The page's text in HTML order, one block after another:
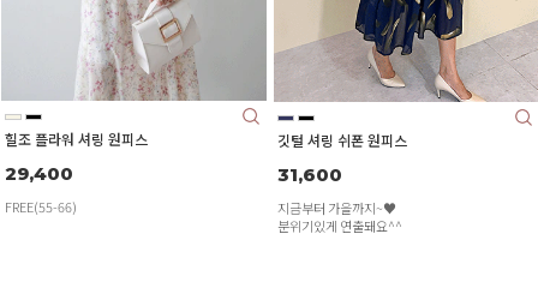
힐조 플라워 셔링 원피스
29,400
FREE(55-66)
깃털 셔링 쉬폰 원피스
31,600
지금부터 가을까지~♥
분위기있게 연출돼요^^